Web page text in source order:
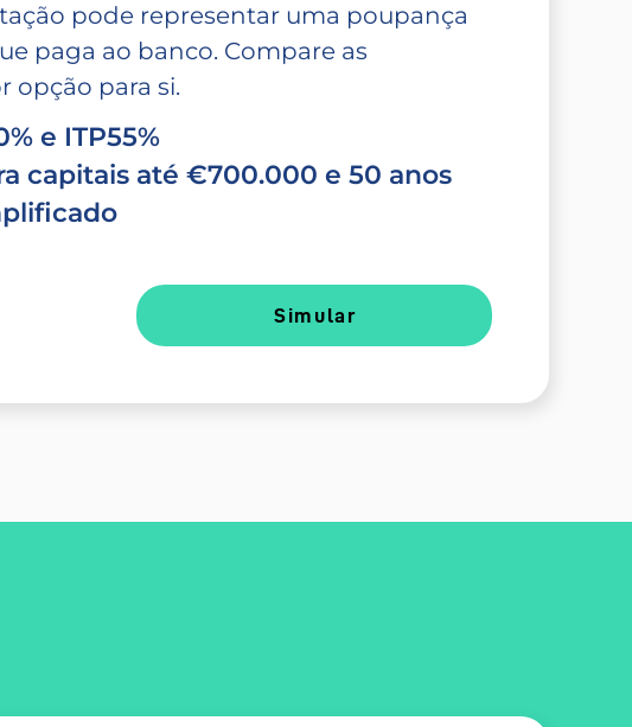
pode representar uma poupança
paga ao banco. Compare as
opção para si.
e ITP55%
capitais até €700.000 e 50 anos
Simular